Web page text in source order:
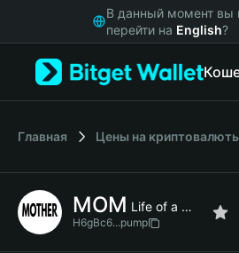
Русский
Italiano
简体中文
繁體中文
В данный момент вы
перейти на English?
Главная Цены на
MOM Life of a Mother
H6gBc6...pump